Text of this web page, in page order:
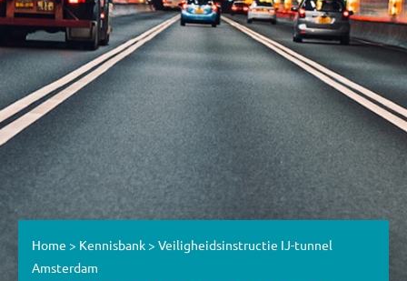
Home > Kennisbank> Veiligheidsinstructie IJ-tunnel
Amsterdam